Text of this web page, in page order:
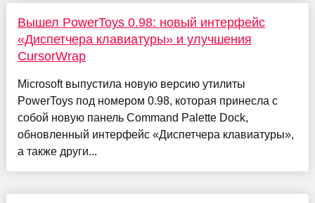
Вышел PowerToys 0.98: новый интерфейс
«Диспетчера клавиатуры» и улучшения
CursorWrap
Microsoft выпустила новую версию утилиты
PowerToys под номером 0.98, которая принесла с
собой новую панель Command Palette Dock,
обновленный интерфейс «Диспетчера клавиатуры»,
а также други...